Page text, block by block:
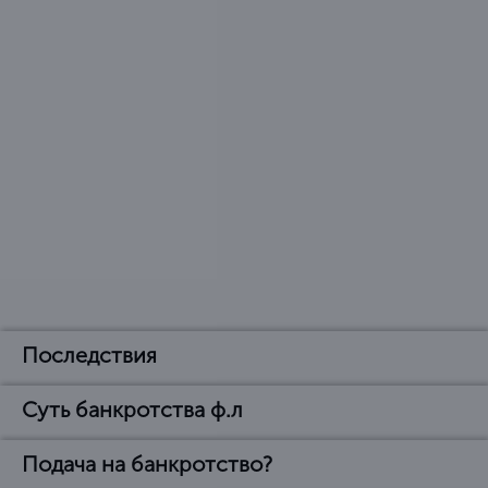
Последствия
Последствия
объявления банкротом
Суть банкротства ф.л
В чем суть банкротства
Подача на банкротство?